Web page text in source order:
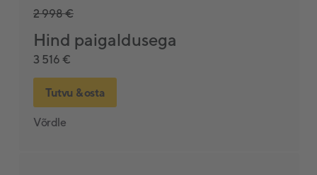
2 998 €
Hind paigaldusega
3 516 €
Tutvu & osta
Võrdle